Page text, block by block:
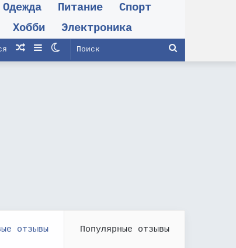
Одежда Питание
Спорт
Хобби Электроника
Поиск
Switch
Sidebar
Случайная
отзывы Популярные отзывы